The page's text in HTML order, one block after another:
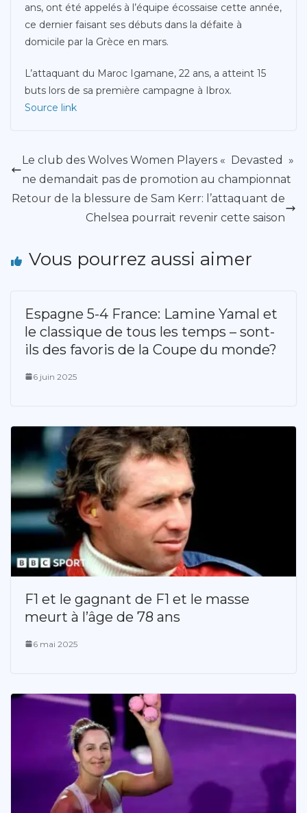
ans, ont été appelés à l’équipe écossaise cette année,
ce dernier faisant ses débuts dans la défaite à
domicile par la Grèce en mars.
L’attaquant du Maroc Igamane, 22 ans, a atteint 15
buts lors de sa première campagne à Ibrox.
Source link
Le club des Wolves Women Players « Devasted »
ne demandait pas de promotion au championnat
Retour de la blessure de Sam Kerr: l’attaquant de
Chelsea pourrait revenir cette saison
Vous pourrez aussi aimer
Espagne 5-4 France: Lamine Yamal et
le classique de tous les temps – sont-
ils des favoris de la Coupe du monde?
6 juin 2025
F1 et le gagnant de F1 et le masse
meurt à l’âge de 78 ans
6 mai 2025